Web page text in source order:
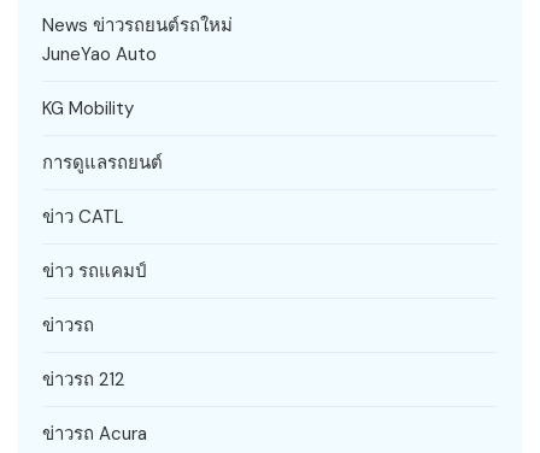
News ข่าวรถยนต์รถใหม่
JuneYao Auto
KG Mobility
การดูแลรถยนต์
ข่าว CATL
ข่าว รถแคมป์
ข่าวรถ
ข่าวรถ 212
ข่าวรถ Acura